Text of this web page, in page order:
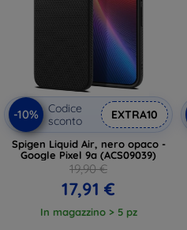
-10%
Codice
sconto
EXTRA10
Spigen Liquid Air, nero opaco -
Google Pixel 9a (ACS09039)
19,90 €
17,91 €
In magazzino > 5 pz